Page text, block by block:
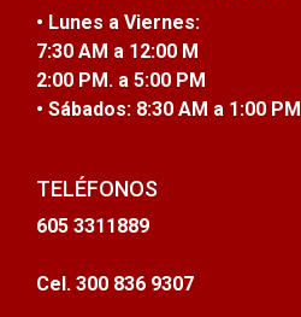
• Lunes a Viernes:
7:30 AM a 12:00 M
2:00 PM. a 5:00 PM
• Sábados: 8:30 AM a 1:00 PM
TELÉFONOS
605 3311889
Cel. 300 836 9307